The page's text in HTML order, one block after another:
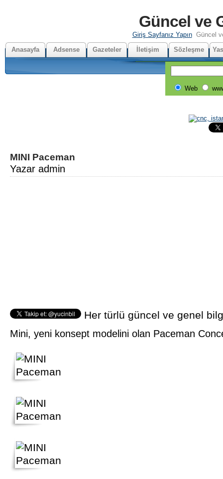
Güncel ve
Giriş Sayfanız Yapın Güncel
Anasayfa
Adsense Gazeteler İletişim Sözleşme
Web
MINI Paceman
Yazar admin
Her türlü güncel ve genel
Mini, yeni konsept modelini olan Paceman